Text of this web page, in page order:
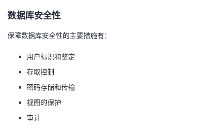
动
关
的
发
学
我
Programs
持
数据库安全性
保障数据库安全性的主要措施有：
用户标识和鉴定
存取控制
密码存储和传输
视图的保护
审计